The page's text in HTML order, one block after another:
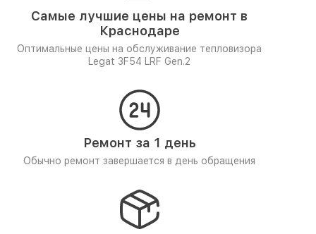
Самые лучшие цены на ремонт в
Краснодаре
Оптимальные цены на обслуживание тепловизора
Legat 3F54 LRF Gen.2
Ремонт за 1 день
Обычно ремонт завершается в день обращения